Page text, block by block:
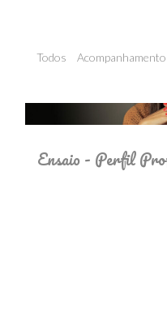
Todos
Ensaio - Perfil